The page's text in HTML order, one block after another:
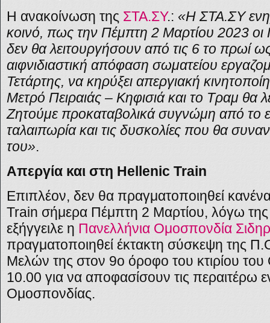
Η ανακοίνωση της ΣΤΑ.ΣΥ.: «Η ΣΤΑ.ΣΥ
κοινό, πως την Πέμπτη 2 Μαρτίου 2023
δεν θα λειτουργήσουν από τις 6 το πρωί
αιφνιδιαστική απόφαση σωματείου
Τετάρτης, να κηρύξει απεργιακή
Μετρό Πειραιάς – Κηφισιά και το Τραμ θα
Ζητούμε προκαταβολικά συγνώμη από το
ταλαιπωρία και τις δυσκολίες που θα
του».
Απεργία και στη Hellenic Train
Επιπλέον, δεν θα πραγματοποιηθεί
Train σήμερα Πέμπτη 2 Μαρτίου, λόγω
εξήγγειλε η Πανελλήνια Ομοσπονδία
πραγματοποιηθεί έκτακτη σύσκεψη της
Μελών της στον 9ο όροφο του κτιρίου
10.00 για να αποφασίσουν τις περαιτέρω
Ομοσπονδίας.